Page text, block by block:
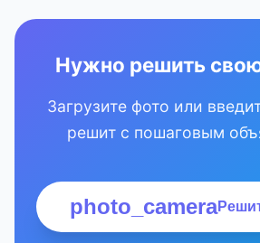
Нужно решить
Загрузите фото или
решит с пошаговым
photo_camera